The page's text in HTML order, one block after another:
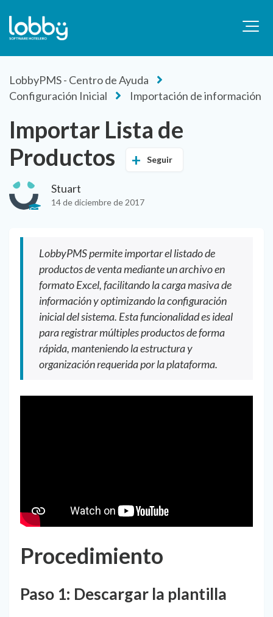
LobbyPMS - Centro de Ayuda
Configuración Inicial
Importación de información
Importar Lista de
Productos
Seguir
Stuart
14 de diciembre de 2017
LobbyPMS permite importar el listado de
productos de venta mediante un archivo en
formato Excel, facilitando la carga masiva de
información y optimizando la configuración
inicial del sistema. Esta funcionalidad es ideal
para registrar múltiples productos de forma
rápida, manteniendo la estructura y
organización requerida por la plataforma.
Procedimiento
Paso 1: Descargar la plantilla